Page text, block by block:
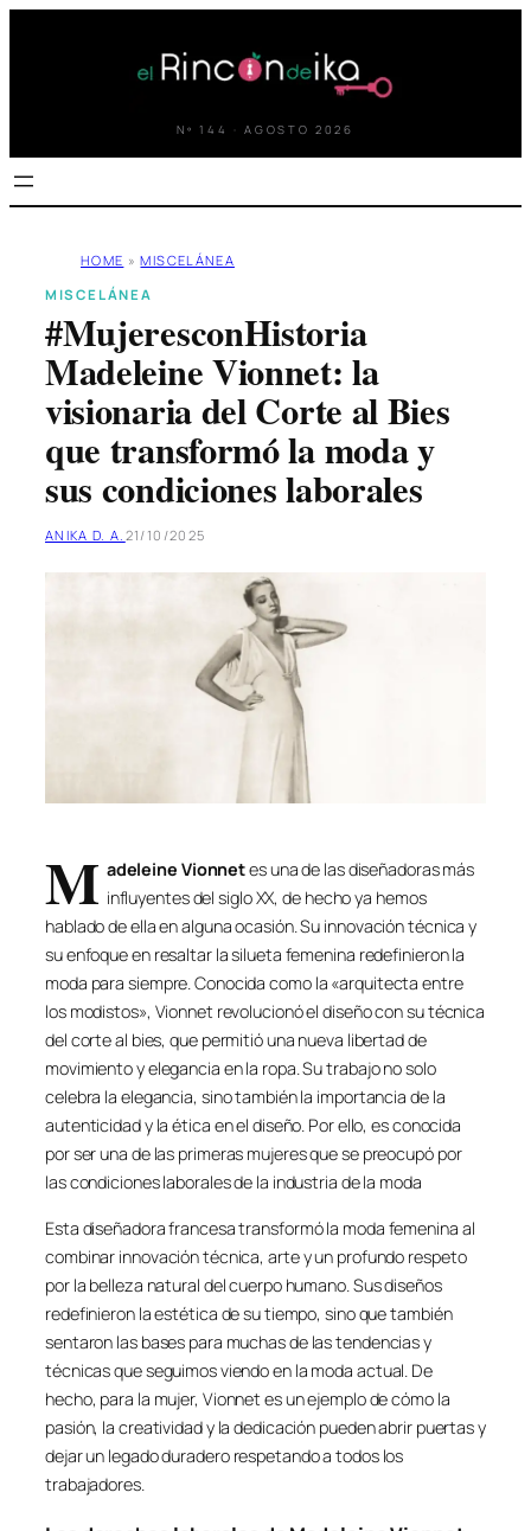
Nº 144 · AGOSTO 2026
HOME » MISCELÁNEA
MISCELÁNEA
#MujeresconHistoria
Madeleine Vionnet: la
visionaria del Corte al Bies
que transformó la moda y
sus condiciones laborales
ANIKA D. A. 21/10/2025
M adeleine Vionnetes una de las diseñadoras más
influyentes del siglo XX, de hecho ya hemos
hablado de ella en alguna ocasión. Su innovación técnica y
su enfoque en resaltar la silueta femenina redefinieron la
moda para siempre. Conocida como la «arquitecta entre
los modistos», Vionnet revolucionó el diseño con su técnica
del corte al bies, que permitió una nueva libertad de
movimiento y elegancia en la ropa. Su trabajo no solo
celebra la elegancia, sino también la importancia de la
autenticidad y la ética en el diseño. Por ello, es conocida
por ser una de las primeras mujeres que se preocupó por
las condiciones laborales de la industria de la moda
Esta diseñadora francesa transformó la moda femenina al
combinar innovación técnica, arte y un profundo respeto
por la belleza natural del cuerpo humano. Sus diseños
redefinieron la estética de su tiempo, sino que también
sentaron las bases para muchas de las tendencias y
técnicas que seguimos viendo en la moda actual. De
hecho, para la mujer, Vionnet es un ejemplo de cómo la
pasión, la creatividad y la dedicación pueden abrir puertas y
dejar un legado duradero respetando a todos los
trabajadores.